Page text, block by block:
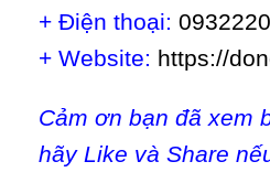
+ Điện thoại:
+ Website: https://
Cảm ơn bạn đã xem
hãy Like và Share